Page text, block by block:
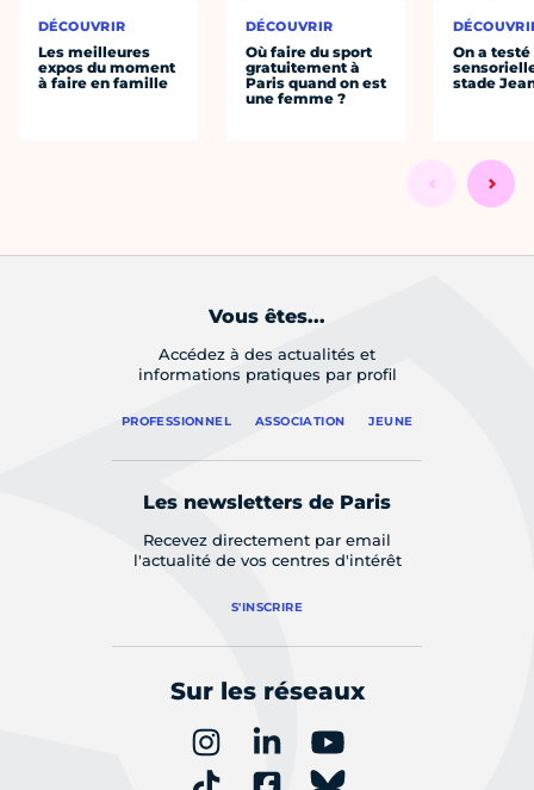
DÉCOUVRIR
Les meilleures
expos du moment
à faire en famille
DÉCOUVRIR
Où faire du sport
gratuitement à
Paris quand on est
une femme ?
On a
stade
Vous êtes...
Accédez à des actualités et
informations pratiques par profil
PROFESSIONNEL ASSOCIATION JEUNE
Les newsletters de Paris
Recevez directement par email
l'actualité de vos centres d'intérêt
S'INSCRIRE
Sur les réseaux